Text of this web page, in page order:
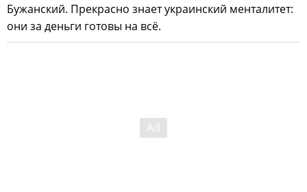
Бужанский. Прекрасно знает украинский менталитет:
они за деньги готовы на всё.